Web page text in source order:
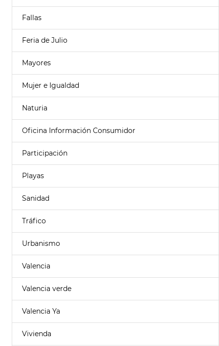
Fallas
Feria de Julio
Mayores
Mujer e Igualdad
Naturia
Oficina Información Consumidor
Participación
Playas
Sanidad
Tráfico
Urbanismo
Valencia
Valencia verde
Valencia Ya
Vivienda